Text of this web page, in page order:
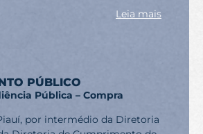
Leia mais
PÚBLICO
Pública – Compra
por intermédio da Diretoria